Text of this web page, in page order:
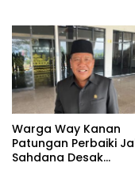
Warga Way Kanan
Patungan Perbaiki
Sahdana Desak